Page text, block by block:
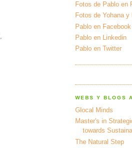
Fotos de Pablo en
Fotos de Yohana y
Pablo en Facebook
Pablo en Linkedin
Pablo en Twitter
WEBS Y BLOGS
Glocal Minds
Master's in
towards
The Natural Step